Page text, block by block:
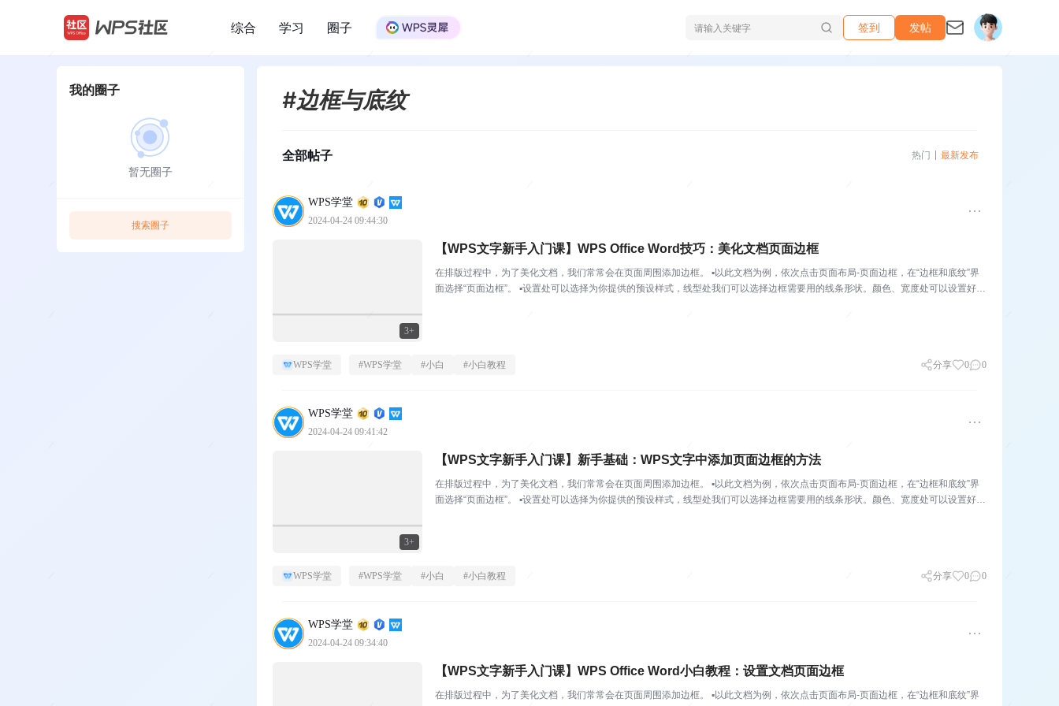
/
综合 学习 圈子 签到 发帖
我的圈子
暂无圈子
搜索圈子
#边框与底纹
全部帖子 热门 最新发布
WPS学堂
2024-04-24 09:44:30
3+
【WPS文字新手入门课】WPS Office Word技巧：美化文档页面边框
在排版过程中，为了美化文档，我们常常会在页面周围添加边框。 ▪以此文档为例，依次点击页面布局-页面边框，在“边框和底纹”界
面选择“页面边框”。 ▪设置处可以选择为你提供的预设样式，线型处我们可以选择边框需要用的线条形状。颜色、宽度处可以设置好线
WPS学堂 #WPS学堂 #小白 #小白教程 分享 0 0
WPS学堂
2024-04-24 09:41:42
3+
【WPS文字新手入门课】新手基础：WPS文字中添加页面边框的方法
在排版过程中，为了美化文档，我们常常会在页面周围添加边框。 ▪以此文档为例，依次点击页面布局-页面边框，在“边框和底纹”界
面选择“页面边框”。 ▪设置处可以选择为你提供的预设样式，线型处我们可以选择边框需要用的线条形状。颜色、宽度处可以设置好线
WPS学堂 #WPS学堂 #小白 #小白教程 分享 0 0
WPS学堂
2024-04-24 09:34:40
【WPS文字新手入门课】WPS Office Word小白教程：设置文档页面边框
在排版过程中，为了美化文档，我们常常会在页面周围添加边框。 ▪以此文档为例，依次点击页面布局-页面边框，在“边框和底纹”界